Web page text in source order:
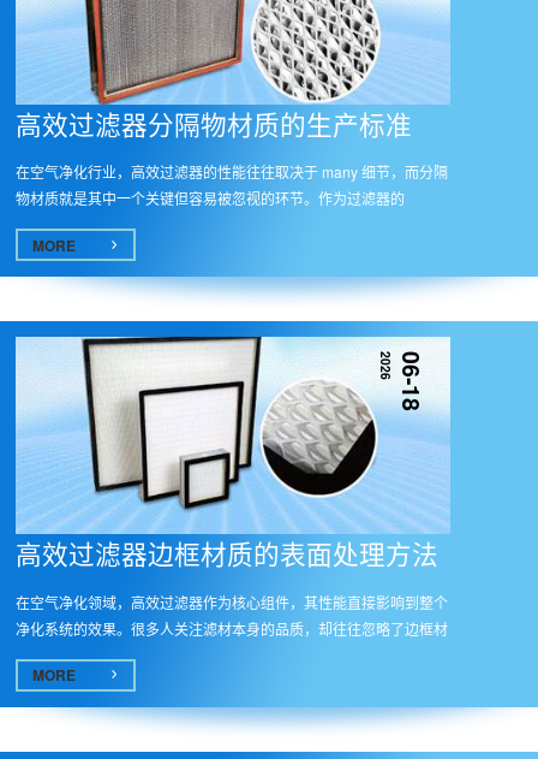
高效过滤器分隔物材质的生产标准​
在空气净化行业，高效过滤器的性能往往取决于 many 细节，而分隔
物材质就是其中一个关键但容易被忽视的环节。作为过滤器的
&quot;...
MORE
06-18
2026
高效过滤器边框材质的表面处理方法​
在空气净化领域，高效过滤器作为核心组件，其性能直接影响到整个
净化系统的效果。很多人关注滤材本身的品质，却往往忽略了边框材
质的...
MORE